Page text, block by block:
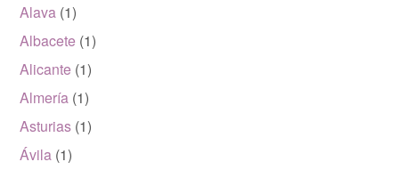
Alava (1)
Albacete (1)
Alicante (1)
Almería (1)
Asturias (1)
Ávila (1)